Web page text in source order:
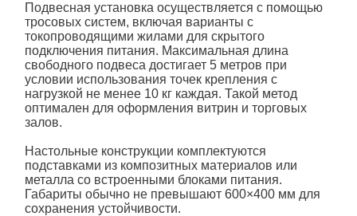
Подвесная установка осуществляется с помощью
тросовых систем, включая варианты с
токопроводящими жилами для скрытого
подключения питания. Максимальная длина
свободного подвеса достигает 5 метров при
условии использования точек крепления с
нагрузкой не менее 10 кг каждая. Такой метод
оптимален для оформления витрин и торговых
залов.
Настольные конструкции комплектуются
подставками из композитных материалов или
металла со встроенными блоками питания.
Габариты обычно не превышают 600×400 мм для
сохранения устойчивости.